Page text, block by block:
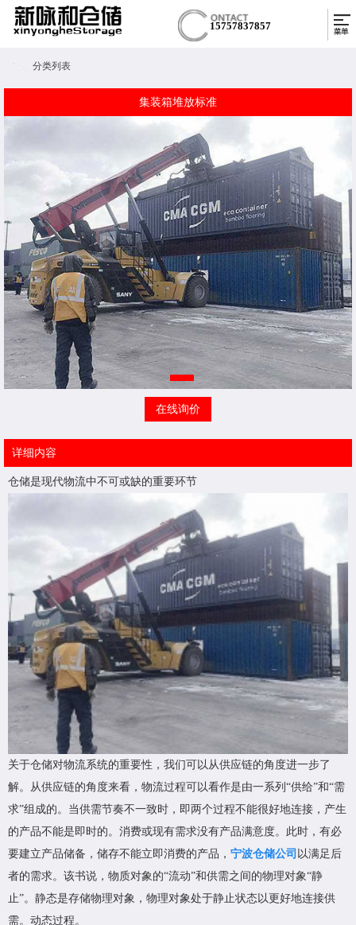
15757837857
分类列表
集装箱堆放标准
在线询价
详细内容
仓储是现代物流中不可或缺的重要环节
关于仓储对物流系统的重要性，我们可以从供应链的角度进一步了
解。从供应链的角度来看，物流过程可以看作是由一系列“供给”和“需
求”组成的。当供需节奏不一致时，即两个过程不能很好地连接，产生
的产品不能是即时的。消费或现有需求没有产品满意度。此时，有必
要建立产品储备，储存不能立即消费的产品， 宁波仓储公司 以满足后
者的需求。该书说，物质对象的“流动”和供需之间的物理对象“静
止”。静态是存储物理对象，物理对象处于静止状态以更好地连接供
需。动态过程。